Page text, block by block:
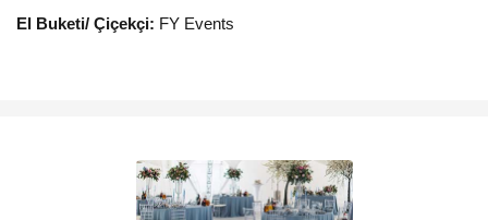
El Buketi/ Çiçekçi: FY Events